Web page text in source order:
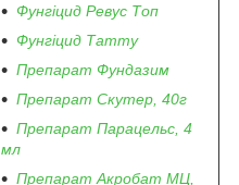
Фунгіцид Ревус Топ
Фунгіцид Татту
Препарат Фундазим
Препарат Скутер, 40г
Препарат Парацельс, 4
мл
Препарат Акробат МЦ,